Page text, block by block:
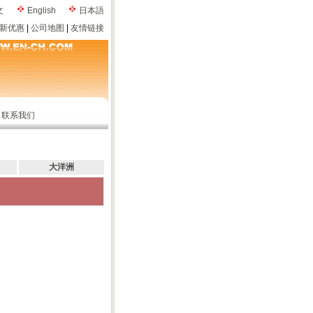
English
日本語
优惠 公司地图 友情链接
联系我们
大洋洲